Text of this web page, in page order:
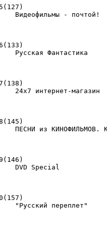
Видеофильмы - почтой!
24x7 интернет-магазин
ПЕСНИ из КИНОФИЛЬМОВ.
DVD Special
"Русский переплет"